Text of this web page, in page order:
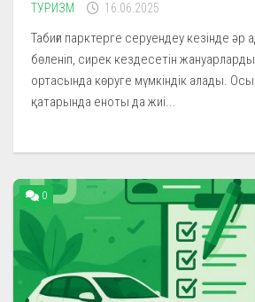
ТУРИЗМ 16.06.2025
Табиғи парктерге серуендеу кезінде
бөленіп, сирек кездесетін
ортасында көруге мүмкіндік алады.
қатарында еноты да жиі...
0